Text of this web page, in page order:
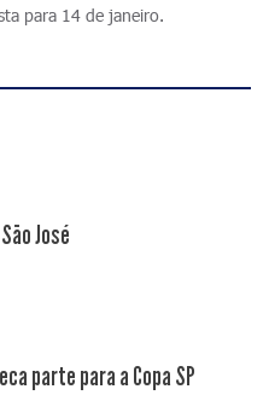
para 14 de janeiro.
José
parte para a Copa SP